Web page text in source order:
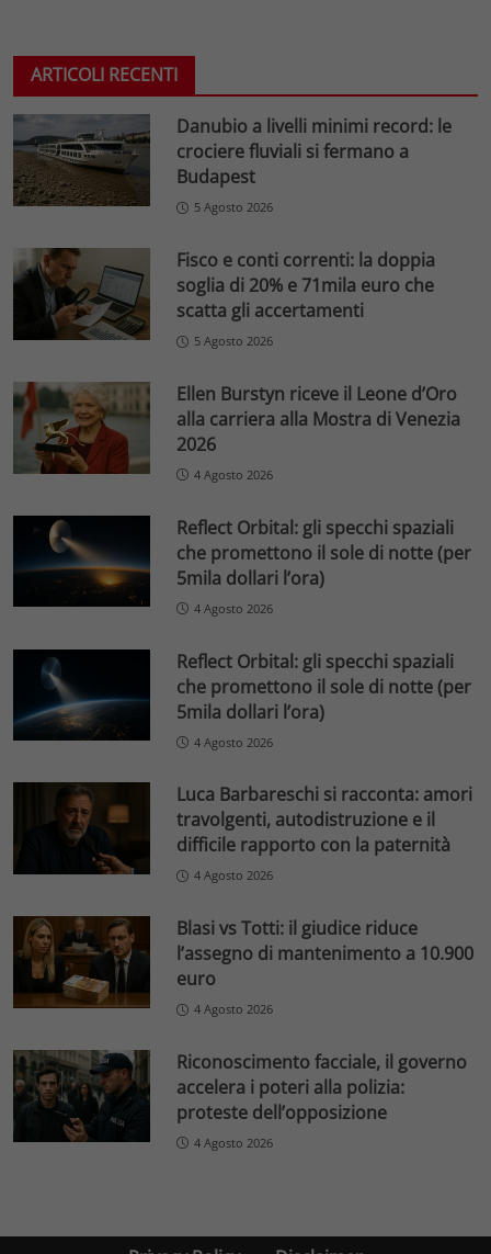
ARTICOLI RECENTI
Danubio a livelli minimi record: le
crociere fluviali si fermano a
Budapest
5 Agosto 2026
Fisco e conti correnti: la doppia
soglia di 20% e 71mila euro che
scatta gli accertamenti
5 Agosto 2026
Ellen Burstyn riceve il Leone d’Oro
alla carriera alla Mostra di Venezia
2026
4 Agosto 2026
Reflect Orbital: gli specchi spaziali
che promettono il sole di notte (per
5mila dollari l’ora)
4 Agosto 2026
Reflect Orbital: gli specchi spaziali
che promettono il sole di notte (per
5mila dollari l’ora)
4 Agosto 2026
Luca Barbareschi si racconta: amori
travolgenti, autodistruzione e il
difficile rapporto con la paternità
4 Agosto 2026
Blasi vs Totti: il giudice riduce
l’assegno di mantenimento a 10.900
euro
4 Agosto 2026
Riconoscimento facciale, il governo
accelera i poteri alla polizia:
proteste dell’opposizione
4 Agosto 2026